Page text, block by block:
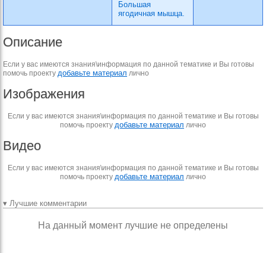
Большая
ягодичная мышца.
Описание
Если у вас имеются знания\информация по данной тематике и Вы готовы
помочь проекту добавьте материал лично
Изображения
Если у вас имеются знания\информация по данной тематике и Вы готовы
помочь проекту добавьте материал лично
Видео
Если у вас имеются знания\информация по данной тематике и Вы готовы
помочь проекту добавьте материал лично
▾ Лучшие комментарии
На данный момент лучшие не определены